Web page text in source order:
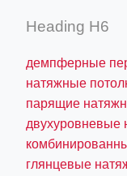
Heading H6
демпферные
натяжные
парящие
двухуровневые
глянцевые